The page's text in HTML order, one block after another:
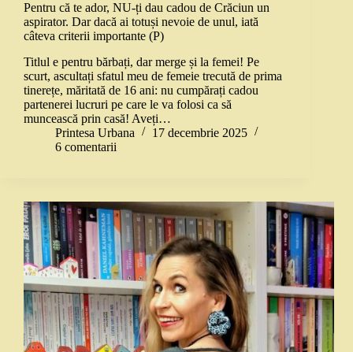
Pentru că te ador, NU-ți dau cadou de Crăciun un
aspirator. Dar dacă ai totuși nevoie de unul, iată
câteva criterii importante (P)
Titlul e pentru bărbați, dar merge și la femei! Pe
scurt, ascultați sfatul meu de femeie trecută de prima
tinerețe, măritată de 16 ani: nu cumpărați cadou
partenerei lucruri pe care le va folosi ca să
muncească prin casă! Aveți…
Printesa Urbana
17 decembrie 2025
6 comentarii